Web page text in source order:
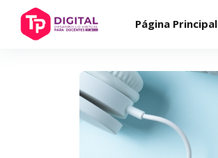
Salta al contenido principal
Página Principal